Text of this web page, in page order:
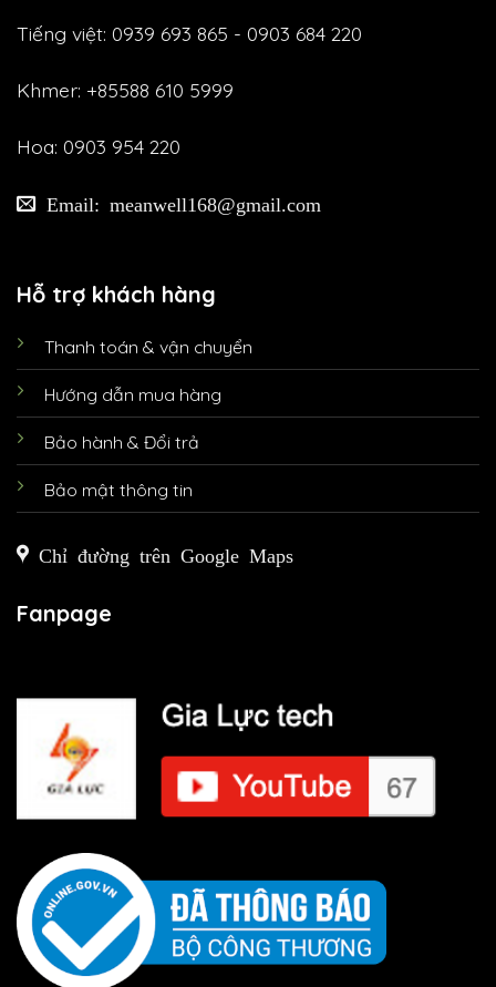
Tiếng việt: 0939 693 865 - 0903 684 220
Khmer: +85588 610 5999
Hoa: 0903 954 220
Email: meanwell168@gmail.com
Hỗ trợ khách hàng
Thanh toán & vận chuyển
Hướng dẫn mua hàng
Bảo hành & Đổi trả
Bảo mật thông tin
Chỉ đường trên Google Maps
Fanpage